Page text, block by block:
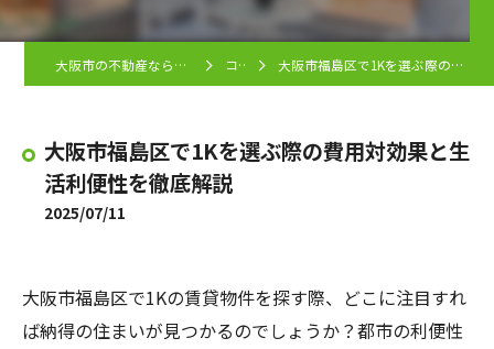
大阪市の不動産ならピタットハウス JR野田店 コラム 大阪市福島区で1Kを選ぶ際の費用対効果と生活利便性を徹底解説
大阪市福島区で1Kを選ぶ際の費用対効果と生
活利便性を徹底解説
2025/07/11
大阪市福島区で1Kの賃貸物件を探す際、どこに注目すれ
ば納得の住まいが見つかるのでしょうか？都市の利便性